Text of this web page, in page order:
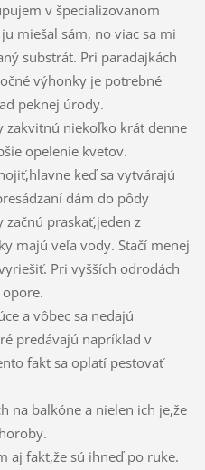
v špecializovanom
miešal sám, no viac sa mi
substrát. Pri paradajkách
výhonky je potrebné
peknej úrody.
zakvitnú niekoľko krát denne
opelenie kvetov.
keď sa vytvárajú
dám do pôdy
praskať,jeden z
majú veľa vody. Stačí menej
Pri vyšších odrodách
a vôbec sa nedajú
predávajú napríklad v
fakt sa oplatí pestovať
na balkóne a nielen ich je,že
aj fakt,že sú ihneď po ruke.